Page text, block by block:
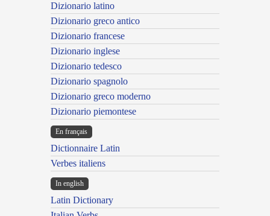
Dizionario latino
Dizionario greco antico
Dizionario francese
Dizionario inglese
Dizionario tedesco
Dizionario spagnolo
Dizionario greco moderno
Dizionario piemontese
En français
Dictionnaire Latin
Verbes italiens
In english
Latin Dictionary